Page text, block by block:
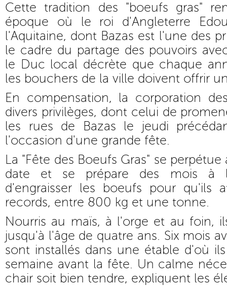
Cette tradition des "boeufs gras"
époque où le roi d'Angleterre
l'Aquitaine, dont Bazas est l'une des
le cadre du partage des pouvoirs
le Duc local décrète que chaque
les bouchers de la ville doivent offrir
En compensation, la corporation
divers privilèges, dont celui de
les rues de Bazas le jeudi
l'occasion d'une grande fête.
La "Fête des Boeufs Gras" se
date et se prépare des mois à
d'engraisser les boeufs pour qu'ils
records, entre 800 kg et une tonne.
Nourris au maïs, à l'orge et au foin,
jusqu'à l'âge de quatre ans. Six mois
sont installés dans une étable d'où
semaine avant la fête. Un calme
chair soit bien tendre, expliquent les